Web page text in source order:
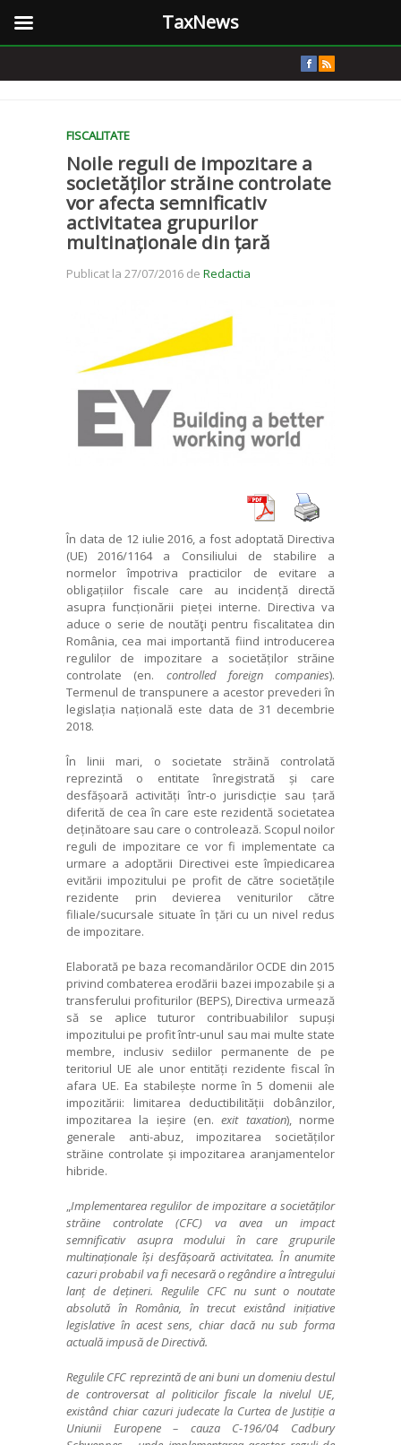
FISCALITATE
Noile reguli de impozitare a
societăților străine controlate
vor afecta semnificativ
activitatea grupurilor
multinaționale din țară
Publicat la 27/07/2016 de Redactia
În data de 12 iulie 2016, a fost adoptată Directiva
(UE) 2016/1164 a Consiliului de stabilire a
normelor împotriva practicilor de evitare a
obligațiilor fiscale care au incidență directă
asupra funcționării pieței interne. Directiva va
aduce o serie de noutăţi pentru fiscalitatea din
România, cea mai importantă fiind introducerea
regulilor de impozitare a societăților străine
controlate (en. controlled foreign companies).
Termenul de transpunere a acestor prevederi în
legislația națională este data de 31 decembrie
2018.
În linii mari, o societate străină controlată
reprezintă o entitate înregistrată și care
desfășoară activități într-o jurisdicție sau țară
diferită de cea în care este rezidentă societatea
deținătoare sau care o controlează. Scopul noilor
reguli de impozitare ce vor fi implementate ca
urmare a adoptării Directivei este împiedicarea
evitării impozitului pe profit de către societățile
rezidente prin devierea veniturilor către
filiale/sucursale situate în țări cu un nivel redus
de impozitare.
Elaborată pe baza recomandărilor OCDE din 2015
privind combaterea erodării bazei impozabile și a
transferului profiturilor (BEPS), Directiva urmează
să se aplice tuturor contribuabililor supuși
impozitului pe profit într-unul sau mai multe state
membre, inclusiv sediilor permanente de pe
teritoriul UE ale unor entități rezidente fiscal în
afara UE. Ea stabilește norme în 5 domenii ale
impozitării: limitarea deductibilității dobânzilor,
impozitarea la ieșire (en.exit taxation), norme
generale anti-abuz, impozitarea societăților
străine controlate și impozitarea aranjamentelor
hibride.
Implementarea regulilor de impozitare a societăților
străine controlate (CFC) va avea un impact
semnificativ asupra modului în care grupurile
multinaționale își desfășoară activitatea. În anumite
cazuri probabil va fi necesară o regândire a întregului
lanț de dețineri. Regulile CFC nu sunt o noutate
absolută în România, în trecut existând inițiative
legislative în acest sens, chiar dacă nu sub forma
actuală impusă de Directivă.
Regulile CFC reprezintă de ani buni un domeniu destul
de controversat al politicilor fiscale la nivelul UE,
existând chiar cazuri judecate la Curtea de Justiție a
Uniunii Europene – cauza C-196/04 Cadbury
TaxNews